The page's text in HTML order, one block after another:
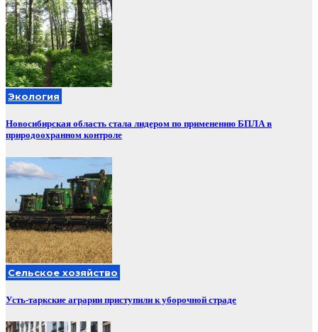
Экология
Новосибирская область стала лидером по применению БПЛА в
природоохранном контроле
Сельское хозяйство
Усть-таркские аграрии приступили к уборочной страде